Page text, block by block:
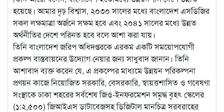
হয়েছে। আমার দৃঢ় বিশ্বাস, ২০৩০ সালের মধ্যে বাংলাদেশ এসডিজির
সকল লক্ষমাত্রা অর্জনে সক্ষম হবে এবং ২০৪১ সালের মধ্যে উন্নত
অর্থনীতির দেশে পরিনত হবে বলে আশা করা যায়।
তিনি বাংলাদেশ জরিপ অধিদপ্তরকে এরকম একটি সময়োপযোগী
প্রকল্প বাস্তবায়নের উদ্যোগ নেয়ার জন্য সাধুবাদ জানান। তিনি
আশাবাদ ব্যক্ত করেন যে, এ প্রকল্পের মাধ্যমে উন্নয়ন পরিকল্পনা
প্রণয়ন কাজে নিয়োজিত সরকারি, বেসরকারি, স্বায়ত্তশাসিত ও গবেষণা
সংস্থাকে ঢাকা শহরের সর্বশেষ জিও-ইনফরমেশন সমৃদ্ধ বৃহৎ স্কেলের
(১:২,৫০০) জিআইএস ডাটাবেজসহ ডিজিটাল মানচিত্র সরবরাহের